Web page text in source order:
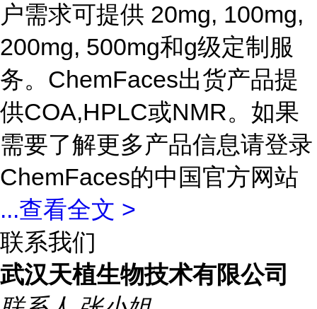
户需求可提供 20mg, 100mg,
200mg, 500mg和g级定制服
务。ChemFaces出货产品提
供COA,HPLC或NMR。如果
需要了解更多产品信息请登录
ChemFaces的中国官方网站
...查看全文 >
联系我们
武汉天植生物技术有限公司